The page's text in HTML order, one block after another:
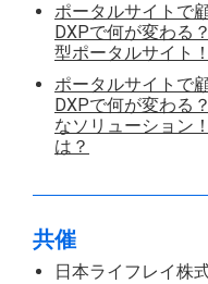
ポータルサイトで
DXPで何が変わる
型ポータルサイト
ポータルサイトで
DXPで何が変わる
なソリューション
は？
共催
日本ライフレイ株